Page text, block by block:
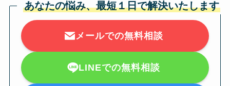
あなたの悩み、最短１日で解決いたします
メールでの無料相談
LINEでの無料相談